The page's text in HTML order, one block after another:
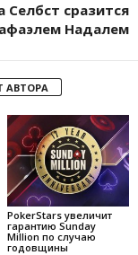
Селбст сразится
Надалем
АВТОРА
PokerStars увеличит
гарантию Sunday
Million по случаю
годовщины